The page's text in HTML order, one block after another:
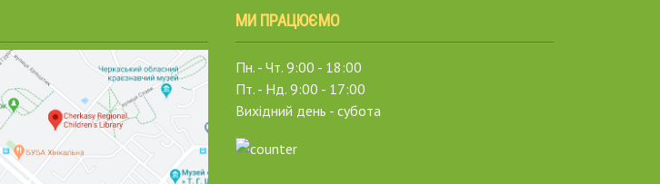
МИ ПРАЦЮЄМО
Пн. - Чт. 9:00 - 18:00
Пт. - Нд. 9:00 - 17:00
Вихідний день - субота